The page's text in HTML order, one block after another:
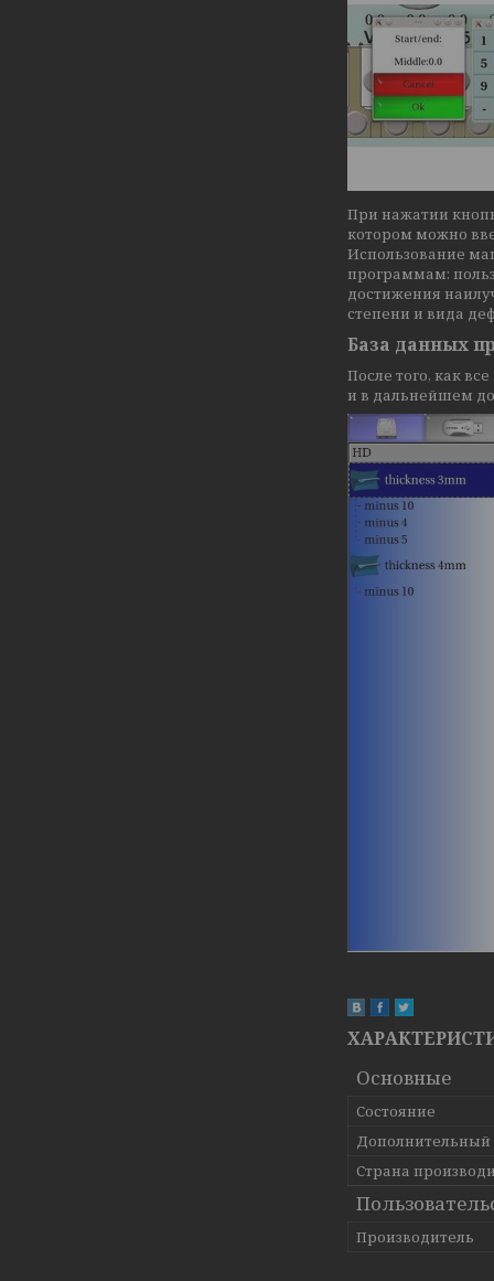
При нажатии
котором можно
Использование
программам:
достижения
степени и вида
База данных
После того, как
и в дальнейшем
Основные
Состояние
Дополнительный
Страна
Производитель